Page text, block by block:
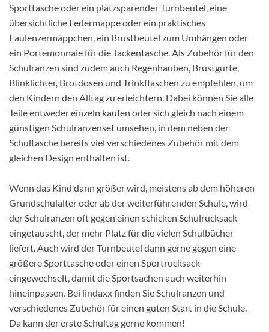
Sporttasche oder ein platzsparender Turnbeutel, eine
übersichtliche Federmappe oder ein praktisches
Faulenzermäppchen, ein Brustbeutel zum Umhängen oder
ein Portemonnaie für die Jackentasche. Als Zubehör für den
Schulranzen sind zudem auch Regenhauben, Brustgurte,
Blinklichter, Brotdosen und Trinkflaschen zu empfehlen, um
den Kindern den Alltag zu erleichtern. Dabei können Sie alle
Teile entweder einzeln kaufen oder sich gleich nach einem
günstigen Schulranzenset umsehen, in dem neben der
Schultasche bereits viel verschiedenes Zubehör mit dem
gleichen Design enthalten ist.
Wenn das Kind dann größer wird, meistens ab dem höheren
Grundschulalter oder ab der weiterführenden Schule, wird
der Schulranzen oft gegen einen schicken Schulrucksack
eingetauscht, der mehr Platz für die vielen Schulbücher
liefert. Auch wird der Turnbeutel dann gerne gegen eine
größere Sporttasche oder einen Sportrucksack
eingewechselt, damit die Sportsachen auch weiterhin
hineinpassen. Bei lindaxx finden Sie Schulranzen und
verschiedenes Zubehör für einen guten Start in die Schule.
Da kann der erste Schultag gerne kommen!